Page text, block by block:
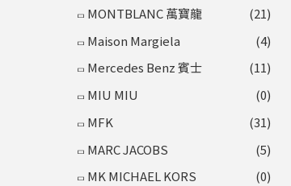
MONTBLANC 萬寶龍
(21)
Maison Margiela
(4)
Mercedes Benz 賓士
(11)
MIU MIU
(0)
MFK
(31)
MARC JACOBS
(5)
MK MICHAEL KORS
(0)